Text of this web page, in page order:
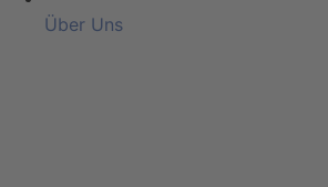
Über Uns